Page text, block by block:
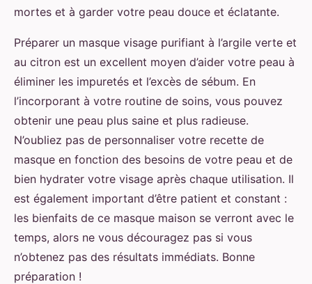
mortes et à garder votre peau douce et éclatante.
Préparer un masque visage purifiant à l’argile verte et
au citron est un excellent moyen d’aider votre peau à
éliminer les impuretés et l’excès de sébum. En
l’incorporant à votre routine de soins, vous pouvez
obtenir une peau plus saine et plus radieuse.
N’oubliez pas de personnaliser votre recette de
masque en fonction des besoins de votre peau et de
bien hydrater votre visage après chaque utilisation. Il
est également important d’être patient et constant :
les bienfaits de ce masque maison se verront avec le
temps, alors ne vous découragez pas si vous
n’obtenez pas des résultats immédiats. Bonne
préparation !